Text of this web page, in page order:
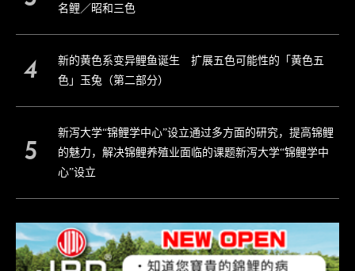
名鲤／昭和三色
新的黄色系变异鲤鱼诞生 扩展五色可能性的「黄色五
色」玉兔（第二部分）
新泻大学“锦鲤学中心”设立通过多方面的研究，提高锦鲤
的魅力，解决锦鲤养殖业面临的课题新泻大学“锦鲤学中
心”设立